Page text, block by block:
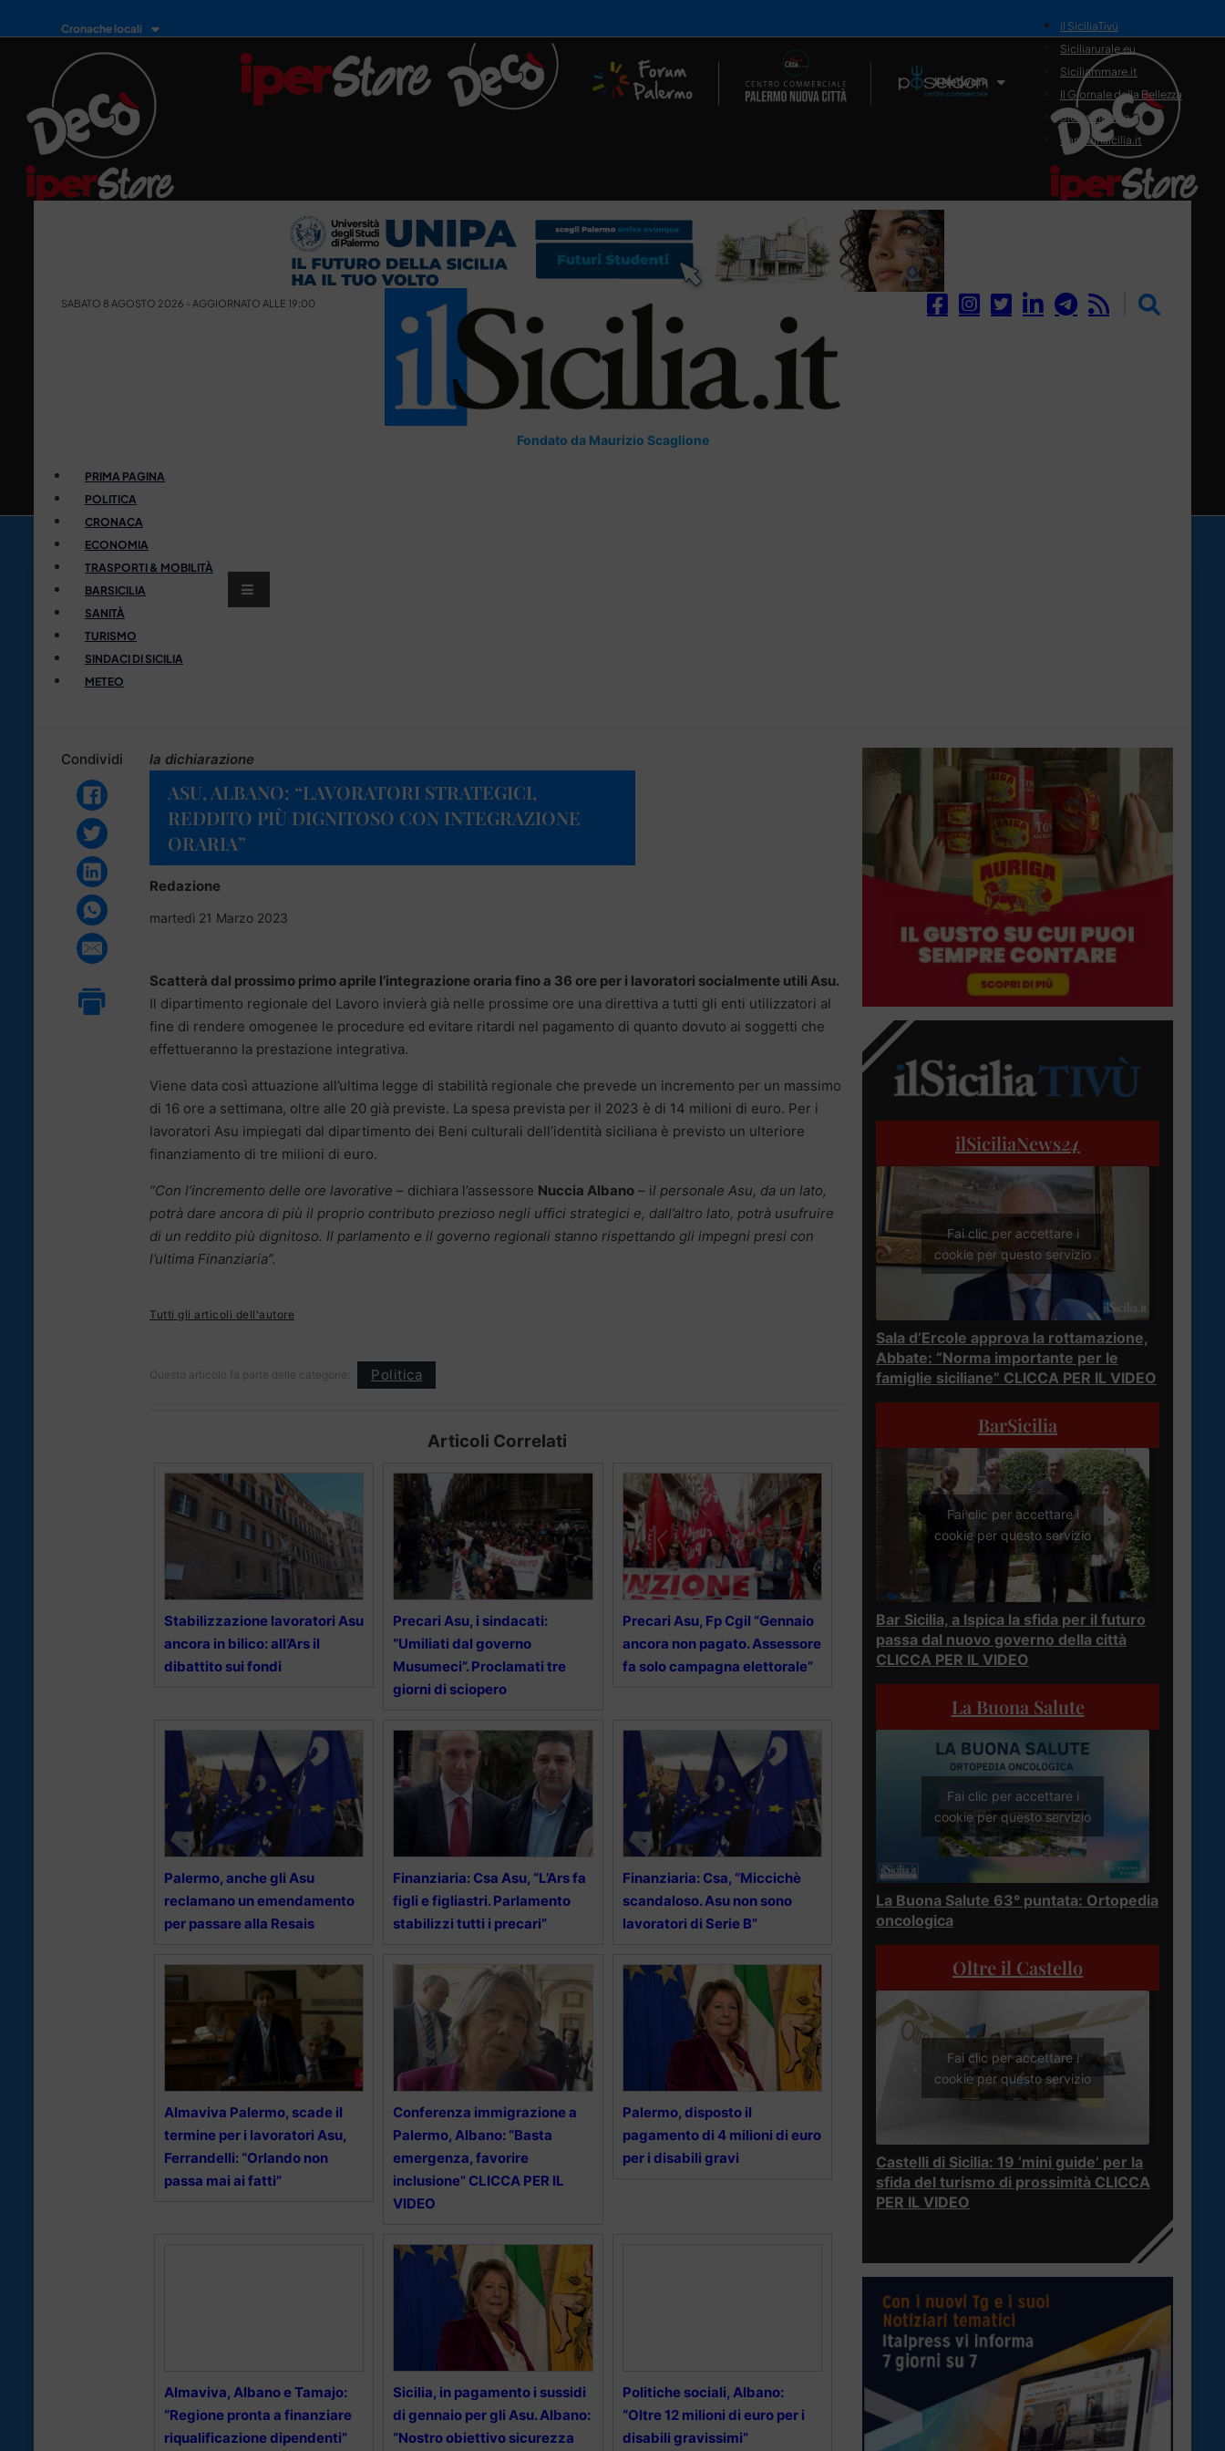
Cronache locali
Il Network
il SiciliaTivù
Siciliarurale.eu
Siciliammare.it
Il Giornale della Bellezza
Siciliamedica.it
Sanitainsicilia.it
SABATO 8 AGOSTO 2026 - AGGIORNATO ALLE 19:00
Fondato da Maurizio Scaglione
PRIMA PAGINA
POLITICA
CRONACA
ECONOMIA
TRASPORTI & MOBILITÀ
BARSICILIA
SANITÀ
TURISMO
SINDACI DI SICILIA
METEO
Condividi la dichiarazione
ASU, ALBANO: “LAVORATORI STRATEGICI,
REDDITO PIÙ DIGNITOSO CON INTEGRAZIONE
ORARIA”
Redazione
martedì 21 Marzo 2023
Scatterà dal prossimo primo aprile l’integrazione oraria fino a 36 ore per i lavoratori socialmente utili Asu.
Il dipartimento regionale del Lavoro invierà già nelle prossime ore una direttiva a tutti gli enti utilizzatori al
fine di rendere omogenee le procedure ed evitare ritardi nel pagamento di quanto dovuto ai soggetti che
effettueranno la prestazione integrativa.
Viene data così attuazione all’ultima legge di stabilità regionale che prevede un incremento per un massimo
di 16 ore a settimana, oltre alle 20 già previste. La spesa prevista per il 2023 è di 14 milioni di euro. Per i
lavoratori Asu impiegati dal dipartimento dei Beni culturali dell’identità siciliana è previsto un ulteriore
finanziamento di tre milioni di euro.
“Con l’incremento delle ore lavorative – dichiara l’assessore Nuccia Albano – il personale Asu, da un lato,
potrà dare ancora di più il proprio contributo prezioso negli uffici strategici e, dall’altro lato, potrà usufruire
di un reddito più dignitoso. Il parlamento e il governo regionali stanno rispettando gli impegni presi con
l’ultima Finanziaria”.
Tutti gli articoli dell'autore
Questo articolo fa parte delle categorie: Politica
Articoli Correlati
Stabilizzazione lavoratori Asu
ancora in bilico: all’Ars il
dibattito sui fondi
Precari Asu, i sindacati:
“Umiliati dal governo
Musumeci”. Proclamati tre
giorni di sciopero
Precari Asu, Fp Cgil “Gennaio
ancora non pagato. Assessore
fa solo campagna elettorale”
Palermo, anche gli Asu
reclamano un emendamento
per passare alla Resais
Finanziaria: Csa Asu, “L’Ars fa
figli e figliastri. Parlamento
stabilizzi tutti i precari”
Finanziaria: Csa, “Miccichè
scandaloso. Asu non sono
lavoratori di Serie B”
Almaviva Palermo, scade il
termine per i lavoratori Asu,
Ferrandelli: “Orlando non
passa mai ai fatti”
Conferenza immigrazione a
Palermo, Albano: “Basta
emergenza, favorire
inclusione” CLICCA PER IL
VIDEO
Palermo, disposto il
pagamento di 4 milioni di euro
per i disabili gravi
Almaviva, Albano e Tamajo:
“Regione pronta a finanziare
riqualificazione dipendenti”
Sicilia, in pagamento i sussidi
di gennaio per gli Asu. Albano:
“Nostro obiettivo sicurezza
Politiche sociali, Albano:
“Oltre 12 milioni di euro per i
disabili gravissimi”
ilSiciliaNews24
Fai clic per accettare i
cookie per questo servizio
Sala d’Ercole approva la rottamazione,
Abbate: “Norma importante per le
famiglie siciliane” CLICCA PER IL VIDEO
BarSicilia
Fai clic per accettare i
cookie per questo servizio
Bar Sicilia, a Ispica la sfida per il futuro
passa dal nuovo governo della città
CLICCA PER IL VIDEO
La Buona Salute
Fai clic per accettare i
cookie per questo servizio
La Buona Salute 63° puntata: Ortopedia
oncologica
Oltre il Castello
Fai clic per accettare i
cookie per questo servizio
Castelli di Sicilia: 19 ‘mini guide’ per la
sfida del turismo di prossimità CLICCA
PER IL VIDEO